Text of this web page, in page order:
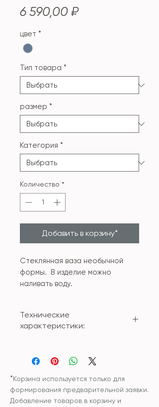
6 590,00 ₽Цена
цвет *
Тип товара *
размер *
Категория *
Количество *
Добавить в корзину*
Стеклянная ваза необычной
формы. В изделие можно
наливать воду.
Технические
характеристики:
Размер: 18*29см
*Корзина используется только для
формирования предварительной заявки.
Добавление товаров в корзину и